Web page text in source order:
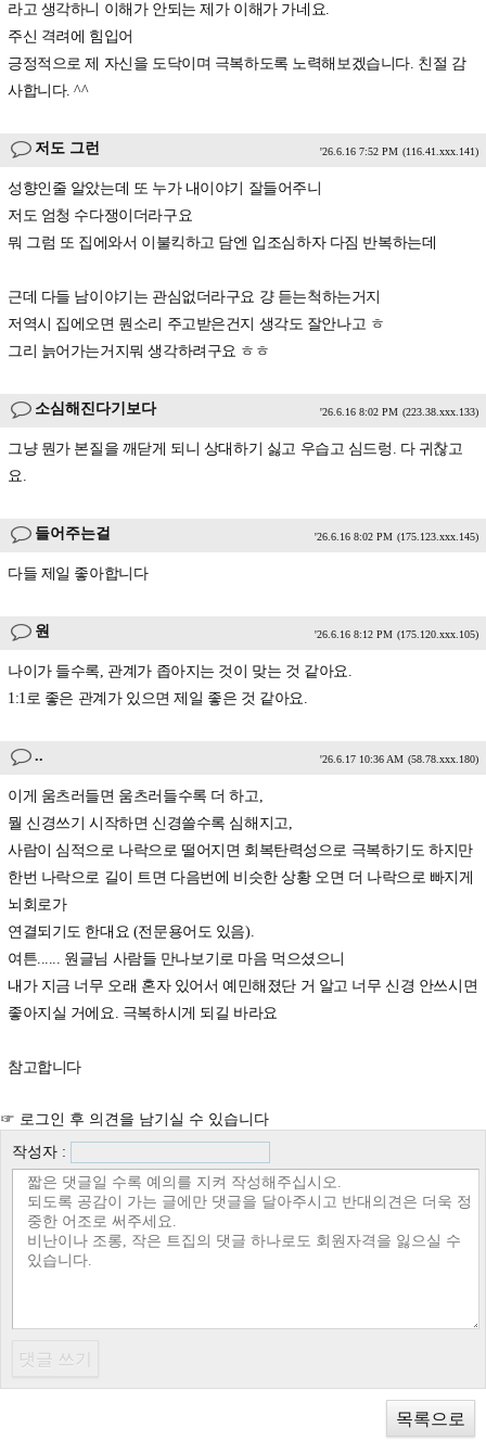
라고 생각하니 이해가 안되는 제가 이해가 가네요.
주신 격려에 힘입어
긍정적으로 제 자신을 도닥이며 극복하도록 노력해보겠습니다. 친절 감
사합니다. ^^
저도 그런 '26.6.16 7:52 PM (116.41.xxx.141)
성향인줄 알았는데 또 누가 내이야기 잘들어주니
저도 엄청 수다쟁이더라구요
뭐 그럼 또 집에와서 이불킥하고 담엔 입조심하자 다짐 반복하는데
근데 다들 남이야기는 관심없더라구요 걍 듣는척하는거지
저역시 집에오면 뭔소리 주고받은건지 생각도 잘안나고 ㅎ
그리 늙어가는거지뭐 생각하려구요 ㅎㅎ
소심해진다기보다 '26.6.16 8:02 PM (223.38.xxx.133)
그냥 뭔가 본질을 깨닫게 되니 상대하기 싫고 우습고 심드렁. 다 귀찮고
요.
들어주는걸 '26.6.16 8:02 PM (175.123.xxx.145)
다들 제일 좋아합니다
원 '26.6.16 8:12 PM (175.120.xxx.105)
나이가 들수록, 관계가 좁아지는 것이 맞는 것 같아요.
1:1로 좋은 관계가 있으면 제일 좋은 것 같아요.
.. '26.6.17 10:36 AM (58.78.xxx.180)
이게 움츠러들면 움츠러들수록 더 하고,
뭘 신경쓰기 시작하면 신경쓸수록 심해지고,
사람이 심적으로 나락으로 떨어지면 회복탄력성으로 극복하기도 하지만
한번 나락으로 길이 트면 다음번에 비슷한 상황 오면 더 나락으로 빠지게
뇌회로가
연결되기도 한대요 (전문용어도 있음).
여튼...... 원글님 사람들 만나보기로 마음 먹으셨으니
내가 지금 너무 오래 혼자 있어서 예민해졌단 거 알고 너무 신경 안쓰시면
좋아지실 거에요. 극복하시게 되길 바라요
참고합니다
☞ 로그인 후 의견을 남기실 수 있습니다
작성자 :
목록으로